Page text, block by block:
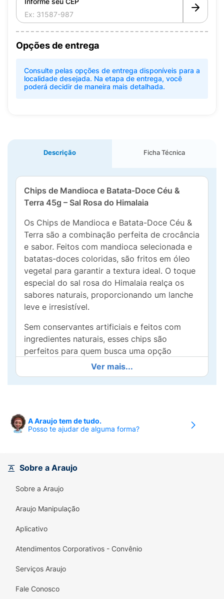
Opções de entrega
Consulte pelas opções de entrega disponíveis para a
localidade desejada. Na etapa de entrega, você
poderá decidir de maneira mais detalhada.
Descrição Ficha Técnica
Chips de Mandioca e Batata-Doce Céu &
Terra 45g – Sal Rosa do Himalaia
Os Chips de Mandioca e Batata-Doce Céu &
Terra são a combinação perfeita de crocância
e sabor. Feitos com mandioca selecionada e
batatas-doces coloridas, são fritos em óleo
vegetal para garantir a textura ideal. O toque
especial do sal rosa do Himalaia realça os
sabores naturais, proporcionando um lanche
leve e irresistível.
Sem conservantes artificiais e feitos com
ingredientes naturais, esses chips são
perfeitos para quem busca uma opção
saudável e saborosa. Aproveite a união de
mandioca e batata-doce em um snack prático
e nutritivo, ideal para qualquer momento do
Ver mais...
A Araujo tem de tudo.
Posso te ajudar de alguma forma?
Sobre a Araujo
Sobre a Araujo
Araujo Manipulação
Aplicativo
Atendimentos Corporativos - Convênio
Serviços Araujo
Fale Conosco